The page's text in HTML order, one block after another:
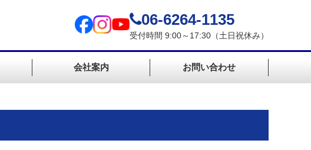
06-6264-1135
受付時間 9:00～17:30（土日祝休み）
会社案内 お問い合わせ